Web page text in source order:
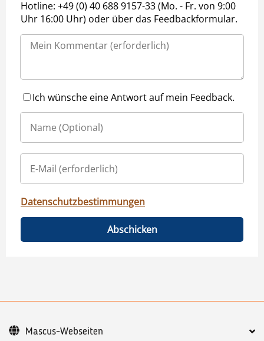
Hotline: +49 (0) 40 688 9157-33 (Mo. - Fr. von 9:00
Uhr 16:00 Uhr) oder über das Feedbackformular.
Ich wünsche eine Antwort auf mein Feedback.
Datenschutzbestimmungen
Abschicken
Mascus-Webseiten